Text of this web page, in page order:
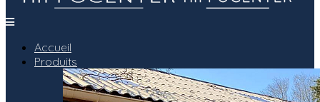
Accueil
Produits